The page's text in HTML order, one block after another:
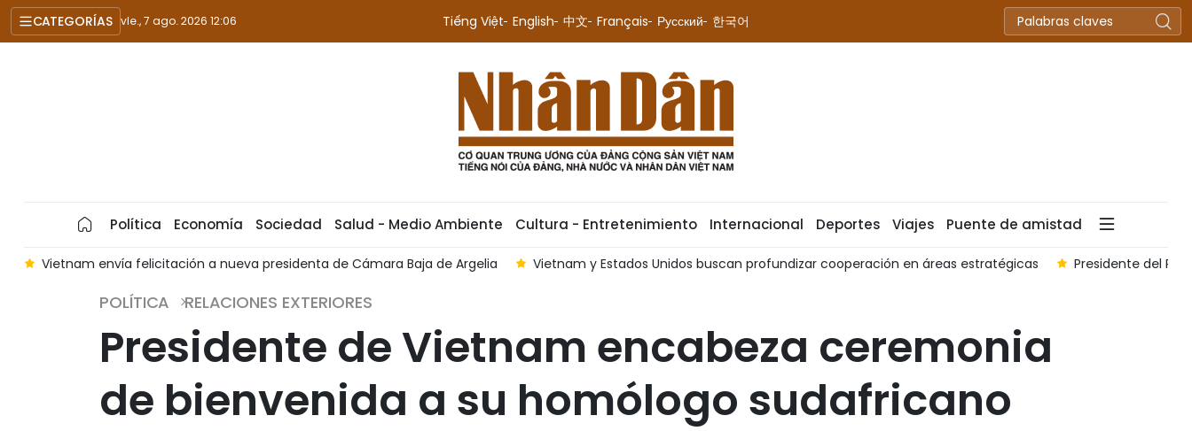
CATEGORÍAS vie., 7 ago. 2026 12:06 Tiếng Việt English 中文 Français Русский 한국어
Política Economía Sociedad Salud - Medio Ambiente Cultura - Entretenimiento Internacional Deportes Viajes Puente de amistad
Baja de Argelia Vietnam y Estados Unidos buscan profundizar cooperación en áreas estratégicas Presidente del Parlamento de Vietnam recibe al embajador saliente de
POLÍTICA RELACIONES EXTERIORES
Presidente de Vietnam encabeza ceremonia
de bienvenida a su homólogo sudafricano